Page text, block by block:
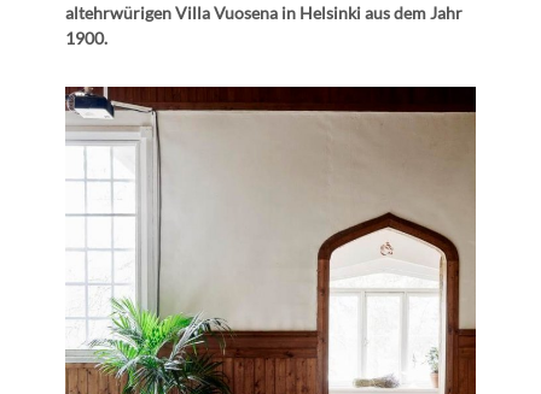
altehrwürigen Villa Vuosena in Helsinki aus dem Jahr
1900.